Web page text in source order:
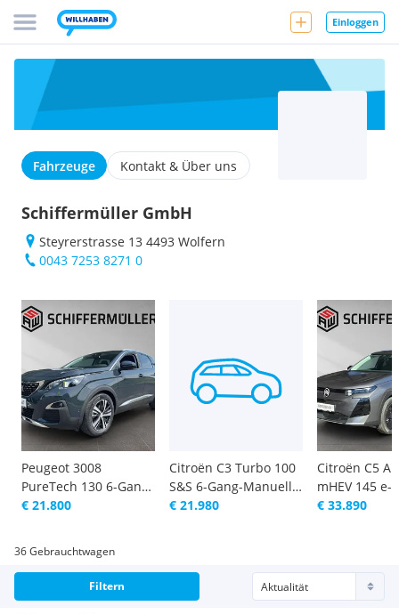
Einloggen
Fahrzeuge Kontakt & Über uns
Schiffermüller GmbH
Steyrerstrasse 13 4493 Wolfern
0043 7253 8271 0
Peugeot 3008
PureTech 130 6-Gang-
Manuell Allure
€ 21.800
Citroën C3 Turbo 100
S&S 6-Gang-Manuell
Max
€ 21.980
Citroën C5
mHEV 145 e-
Plus
€ 33.890
36 Gebrauchtwagen
Filtern